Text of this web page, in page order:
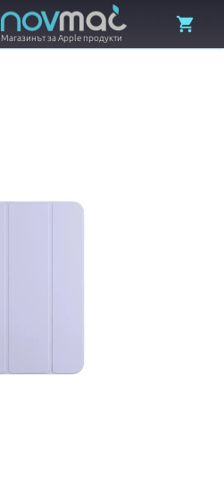
Магазинът за Apple продукти
